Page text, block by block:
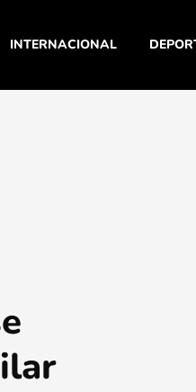
INTERNACIONAL